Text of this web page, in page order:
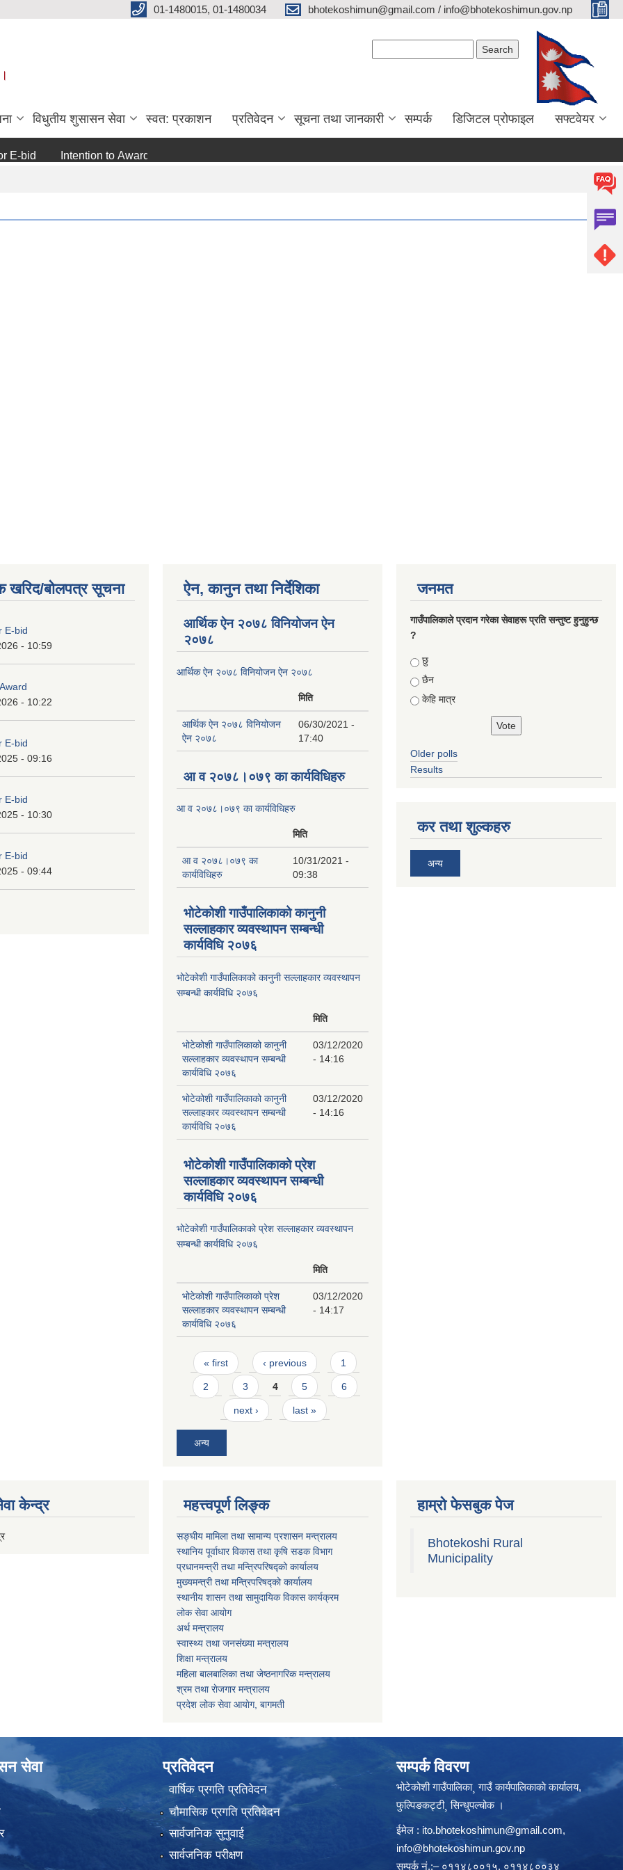
01-1480015, 01-1480034 bhotekoshimun@gmail.com / info@bhotekoshimun.gov.np
विधुतीय शुसासन सेवा स्वत: प्रकाशन प्रतिवेदन सूचना तथा जानकारी सम्पर्क डिजिटल प्रोफाइल सफ्टवेयर
Intention to Award
खरिद/बोलपत्र सूचना
E-bid
- 10:59
- 10:22
E-bid
- 09:16
E-bid
- 10:30
E-bid
- 09:44
ऐन, कानुन तथा निर्देशिका
आर्थिक ऐन २०७८ विनियोजन ऐन
२०७८
आर्थिक ऐन २०७८ विनियोजन ऐन २०७८
मिति
आर्थिक ऐन २०७८ विनियोजन
ऐन २०७८
06/30/2021 -
17:40
आ व २०७८।०७९ का कार्यविधिहरु
आ व २०७८।०७९ का कार्यविधिहरु
मिति
आ व २०७८।०७९ का
कार्यविधिहरु
10/31/2021 -
09:38
भोटेकोशी गाउँपालिकाको कानुनी
सल्लाहकार व्यवस्थापन सम्बन्धी
कार्यविधि २०७६
भोटेकोशी गाउँपालिकाको कानुनी सल्लाहकार व्यवस्थापन
सम्बन्धी कार्यविधि २०७६
मिति
भोटेकोशी गाउँपालिकाको कानुनी
सल्लाहकार व्यवस्थापन सम्बन्धी
कार्यविधि २०७६
03/12/2020
- 14:16
भोटेकोशी गाउँपालिकाको कानुनी
सल्लाहकार व्यवस्थापन सम्बन्धी
कार्यविधि २०७६
03/12/2020
- 14:16
भोटेकोशी गाउँपालिकाको प्रेश
सल्लाहकार व्यवस्थापन सम्बन्धी
कार्यविधि २०७६
भोटेकोशी गाउँपालिकाको प्रेश सल्लाहकार व्यवस्थापन
सम्बन्धी कार्यविधि २०७६
मिति
भोटेकोशी गाउँपालिकाको प्रेश
सल्लाहकार व्यवस्थापन सम्बन्धी
कार्यविधि २०७६
03/12/2020
- 14:17
Pages
« first ‹ previous 1
2 3 4 5 6
next › last »
अन्य
जनमत
गाउँपालिकाले प्रदान गरेका सेवाहरू प्रति सन्तुष्ट हुनुहुन्छ
?
Choices
छु
छैन
केहि मात्र
Older polls
Results
कर तथा शुल्कहरु
अन्य
केन्द्र महत्त्वपूर्ण लिङ्क
सङ्घीय मामिला तथा सामान्य प्रशासन मन्त्रालय
स्थानिय पूर्वाधार विकास तथा कृषि सडक विभाग
प्रधानमन्त्री तथा मन्त्रिपरिषद्को कार्यालय
मुख्यमन्त्री तथा मन्त्रिपरिषद्को कार्यालय
स्थानीय शासन तथा सामुदायिक विकास कार्यक्रम
लोक सेवा आयोग
अर्थ मन्त्रालय
स्वास्थ्य तथा जनस‌ंख्या मन्त्रालय
शिक्षा मन्त्रालय
महिला बालबालिका तथा जेष्ठनागरिक मन्त्रालय
श्रम तथा राेजगार मन्त्रालय
प्रदेश लोक सेवा आयाेग, बागमती
हाम्रो फेसबुक पेज
Bhotekoshi Rural
Municipality
सेवा प्रतिवेदन
वार्षिक प्रगति प्रतिवेदन
चौमासिक प्रगति प्रतिवेदन
सार्वजनिक सुनुवाई
सार्वजनिक परीक्षण
सम्पर्क विवरण
भोटेकोशी गाउँपालिका¸ गाउँ कार्यपालिकाकाे कार्यालय,
फुल्पिङकट्टी¸ सिन्धुपल्चोक ।
ईमेल : ito.bhotekoshimun@gmail.com,
info@bhotekoshimun.gov.np
सम्पर्क नं.:– ०११४८००१५, ०११४८००३४